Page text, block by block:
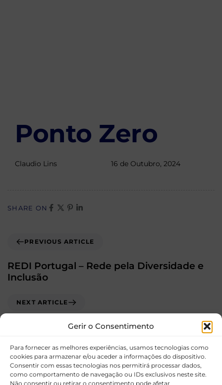
Gerir o Consentimento
Para fornecer as melhores experiências, usamos tecnologias como
cookies para armazenar e/ou aceder a informações do dispositivo.
Consentir com essas tecnologias nos permitirá processar dados,
como comportamento de navegação ou IDs exclusivos neste site.
Não consentir ou retirar o consentimento pode afetar
Ponto Zero
Claudio Lins 16 de Outubro, 2024
SHARE ON
PREVIOUS ARTICLE
REDI Portugal – Rede pela Diversidade e
Inclusão
NEXT ARTICLE